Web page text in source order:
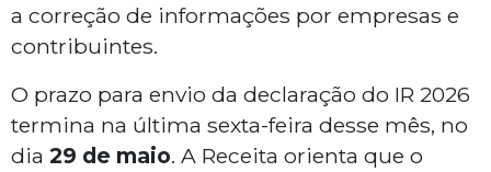
a correção de informações por empresas e
contribuintes.
O prazo para envio da declaração do IR 2026
termina na última sexta-feira desse mês, no
dia 29 de maio. A Receita orienta que o